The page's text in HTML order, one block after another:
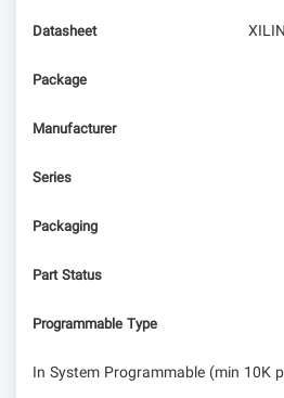
Datasheet
Package
Manufacturer
Series
Packaging
Part Status
Programmable Type
In System Programmable (min 10K